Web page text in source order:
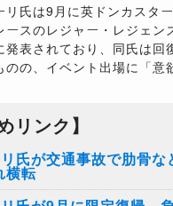
リ氏は9 月に英ドンカスタ
ースのレジャー・レジェン
発表されており、同氏は回
の、イベント出場に「意
リンク】
氏が交通事故で肋骨な
横転